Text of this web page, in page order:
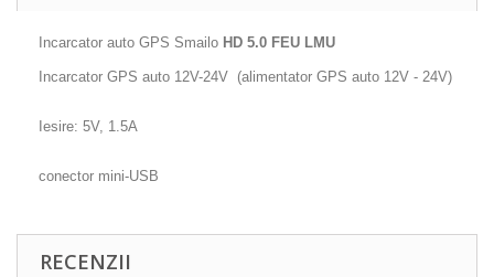
Incarcator auto GPS Smailo HD 5.0 FEU LMU
Incarcator GPS auto 12V-24V (alimentator GPS auto 12V - 24V)
Iesire: 5V, 1.5A
conector mini-USB
RECENZII